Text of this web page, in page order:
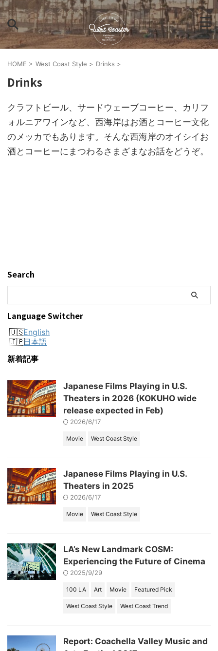
HOME > West Coast Style > Drinks >
Drinks
クラフトビール、サードウェーブコーヒー、カリフ
ォルニアワインなど、西海岸はお酒とコーヒー文化
のメッカでもあります。そんな西海岸のオイシイお
酒とコーヒーにまつわるさまざまなお話をどうぞ。
Search
Language Switcher
English
日本語
新着記事
Japanese Films Playing in U.S.
Theaters in 2026 (KOKUHO wide
release expected in Feb)
2026/6/17
Movie West Coast Style
Japanese Films Playing in U.S.
Theaters in 2025
2026/6/17
Movie West Coast Style
LA’s New Landmark COSM:
Experiencing the Future of Cinema
2025/9/29
100 LA Art Movie Featured Pick
West Coast Style West Coast Trend
Report: Coachella Valley Music and